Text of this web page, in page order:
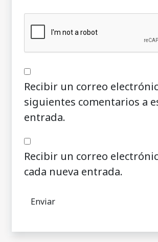
Recibir un correo
siguientes comentarios a
entrada.
Recibir un correo
cada nueva entrada.